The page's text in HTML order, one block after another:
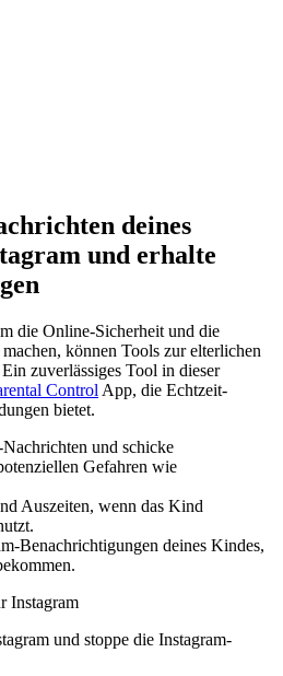
deines
und erhalte
die Online-Sicherheit und die
können Tools zur elterlichen
zuverlässiges Tool in dieser
Control App, die Echtzeit-
bietet.
und schicke
Gefahren wie
Auszeiten, wenn das Kind
Benachrichtigungen deines Kindes,
Instagram
und stoppe die Instagram-